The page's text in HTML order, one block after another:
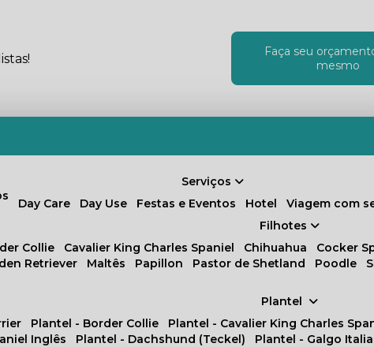
Faça seu
mesmo
Plantel
Plantel - Border Collie Plantel - Cavalier King Charles
Inglês
Plantel - Dachshund (Teckel) Plantel - Galgo
Serviços
Day Care
Day Use Festas e Eventos Hotel
Viagem com
Filhotes
Collie Cavalier King Charles Spaniel Chihuahua Cocker
Retriever Maltês Papillon Pastor de Shetland Poodle